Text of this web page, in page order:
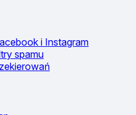
i Instagram
spamu